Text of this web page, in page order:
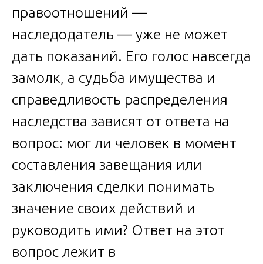
правоотношений —
наследодатель — уже не может
дать показаний. Его голос навсегда
замолк, а судьба имущества и
справедливость распределения
наследства зависят от ответа на
вопрос: мог ли человек в момент
составления завещания или
заключения сделки понимать
значение своих действий и
руководить ими? Ответ на этот
вопрос лежит в